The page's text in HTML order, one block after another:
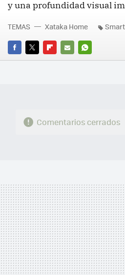
y una profundidad visual
FACEBOOK
TWITTERFLIPBOARD
E-
WHATSAPP
TEMAS Xataka Home
Comentarios cerrados